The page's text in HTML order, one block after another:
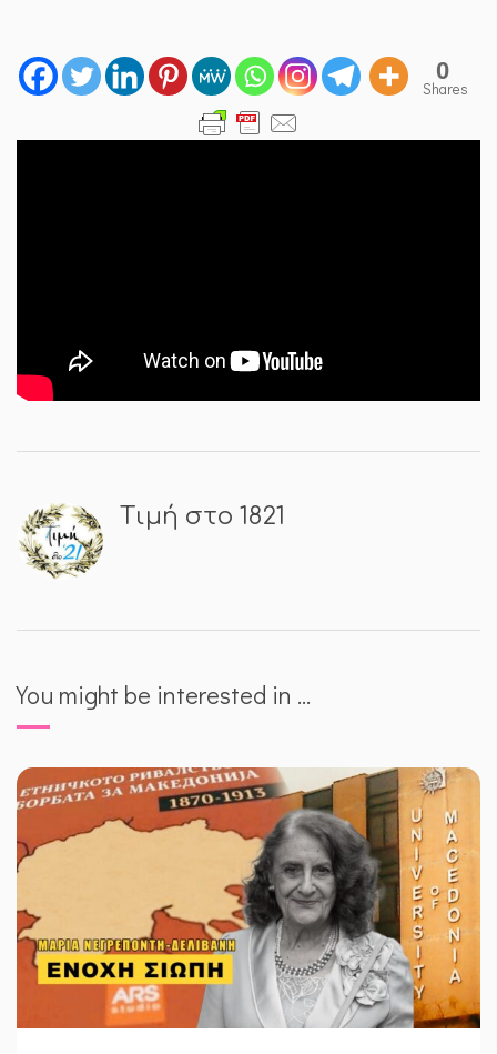
0
Shares
Τιμή στο 1821
You might be interested in …